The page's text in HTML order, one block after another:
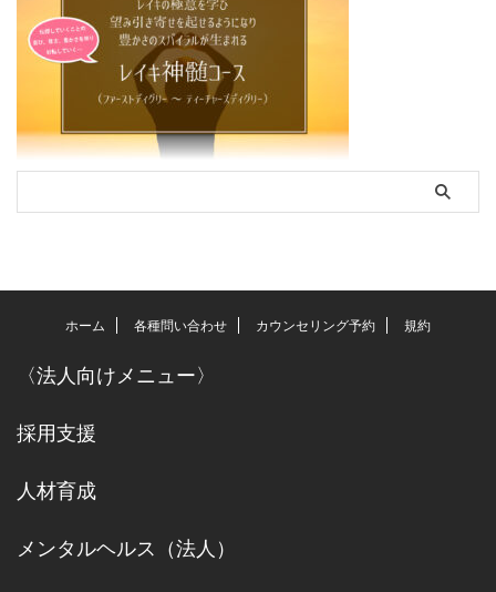
ホーム 各種問い合わせ カウンセリング予約 規約
〈法人向けメニュー〉
採用支援
人材育成
メンタルヘルス（法人）